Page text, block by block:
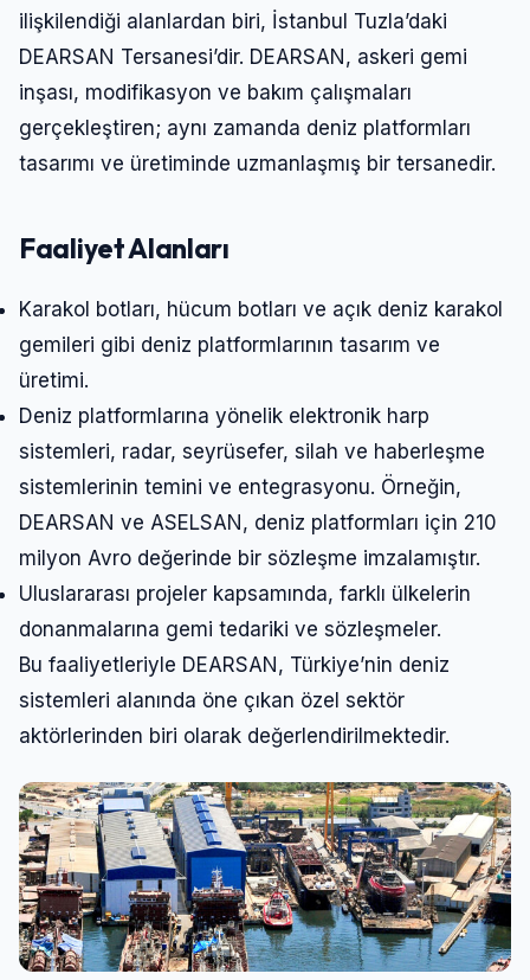
ilişkilendiği alanlardan biri, İstanbul Tuzla’daki
DEARSAN Tersanesi’dir. DEARSAN, askeri gemi
inşası, modifikasyon ve bakım çalışmaları
gerçekleştiren; aynı zamanda deniz platformları
tasarımı ve üretiminde uzmanlaşmış bir tersanedir.
Faaliyet Alanları
Karakol botları, hücum botları ve açık deniz karakol
gemileri gibi deniz platformlarının tasarım ve
üretimi.
Deniz platformlarına yönelik elektronik harp
sistemleri, radar, seyrüsefer, silah ve haberleşme
sistemlerinin temini ve entegrasyonu. Örneğin,
DEARSAN ve ASELSAN, deniz platformları için 210
milyon Avro değerinde bir sözleşme imzalamıştır.
Uluslararası projeler kapsamında, farklı ülkelerin
donanmalarına gemi tedariki ve sözleşmeler.
Bu faaliyetleriyle DEARSAN, Türkiye’nin deniz
sistemleri alanında öne çıkan özel sektör
aktörlerinden biri olarak değerlendirilmektedir.